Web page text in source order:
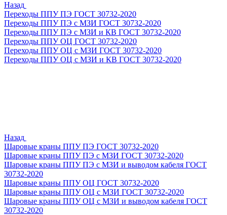
Назад
Переходы ППУ ПЭ ГОСТ 30732-2020
Переходы ППУ ПЭ с МЗИ ГОСТ 30732-2020
Переходы ППУ ПЭ с МЗИ и КВ ГОСТ 30732-2020
Переходы ППУ ОЦ ГОСТ 30732-2020
Переходы ППУ ОЦ с МЗИ ГОСТ 30732-2020
Переходы ППУ ОЦ с МЗИ и КВ ГОСТ 30732-2020
Назад
Шаровые краны ППУ ПЭ ГОСТ 30732-2020
Шаровые краны ППУ ПЭ с МЗИ ГОСТ 30732-2020
Шаровые краны ППУ ПЭ с МЗИ и выводом кабеля ГОСТ
30732-2020
Шаровые краны ППУ ОЦ ГОСТ 30732-2020
Шаровые краны ППУ ОЦ с МЗИ ГОСТ 30732-2020
Шаровые краны ППУ ОЦ с МЗИ и выводом кабеля ГОСТ
30732-2020